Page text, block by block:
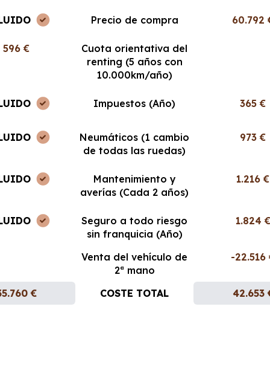
Precio de compra 60.792
596 €
Cuota orientativa del
renting (5 años con
10.000km/año)
Impuestos (Año) 365 €
Neumáticos (1 cambio
de todas las ruedas)
973 €
Mantenimiento y
averías (Cada 2 años)
1.216 €
Seguro a todo riesgo
sin franquicia (Año)
1.824 €
Venta del vehículo de
2ª mano
-22.516
€ COSTE TOTAL 42.653